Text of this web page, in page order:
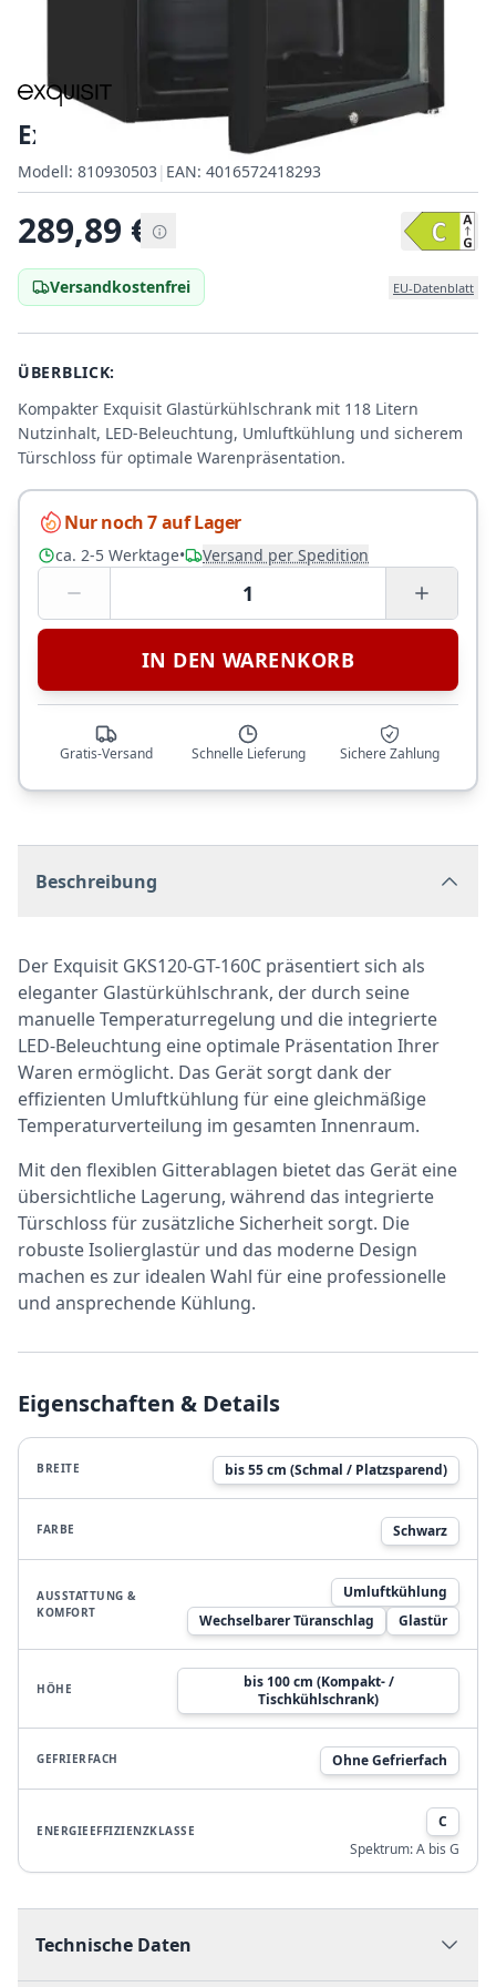
Exquisit GKS120-GT-160C
Modell:
Modell: 810930503|
EAN:
EAN: 4016572418293
289,89 €
Versandkostenfrei EU-Datenblatt
ÜBERBLICK:
Kompakter Exquisit Glastürkühlschrank mit 118 Litern
Nutzinhalt, LED-Beleuchtung, Umluftkühlung und sicherem
Türschloss für optimale Warenpräsentation.
Nur noch 7 auf Lager
ca. 2-5 Werktage• Versand per Spedition
1
IN DEN WARENKORB
Gratis-Versand Schnelle Lieferung Sichere Zahlung
Beschreibung
Der Exquisit GKS120-GT-160C präsentiert sich als
eleganter Glastürkühlschrank, der durch seine
manuelle Temperaturregelung und die integrierte
LED-Beleuchtung eine optimale Präsentation Ihrer
Waren ermöglicht. Das Gerät sorgt dank der
effizienten Umluftkühlung für eine gleichmäßige
Temperaturverteilung im gesamten Innenraum.
Mit den flexiblen Gitterablagen bietet das Gerät eine
übersichtliche Lagerung, während das integrierte
Türschloss für zusätzliche Sicherheit sorgt. Die
robuste Isolierglastür und das moderne Design
machen es zur idealen Wahl für eine professionelle
und ansprechende Kühlung.
Eigenschaften & Details
BREITE bis 55 cm (Schmal / Platzsparend)
FARBE Schwarz
AUSSTATTUNG &
KOMFORT
Umluftkühlung
Wechselbarer Türanschlag
Glastür
HÖHE
bis 100 cm (Kompakt- /
Tischkühlschrank)
GEFRIERFACH Ohne Gefrierfach
ENERGIEEFFIZIENZKLASSE
C
Spektrum:A bis G
Technische Daten